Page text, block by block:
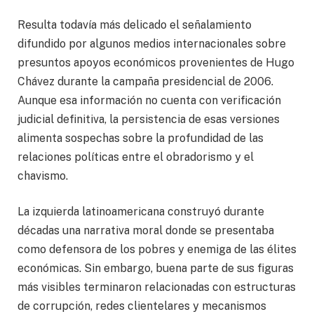
Resulta todavía más delicado el señalamiento
difundido por algunos medios internacionales sobre
presuntos apoyos económicos provenientes de Hugo
Chávez durante la campaña presidencial de 2006.
Aunque esa información no cuenta con verificación
judicial definitiva, la persistencia de esas versiones
alimenta sospechas sobre la profundidad de las
relaciones políticas entre el obradorismo y el
chavismo.
La izquierda latinoamericana construyó durante
décadas una narrativa moral donde se presentaba
como defensora de los pobres y enemiga de las élites
económicas. Sin embargo, buena parte de sus figuras
más visibles terminaron relacionadas con estructuras
de corrupción, redes clientelares y mecanismos